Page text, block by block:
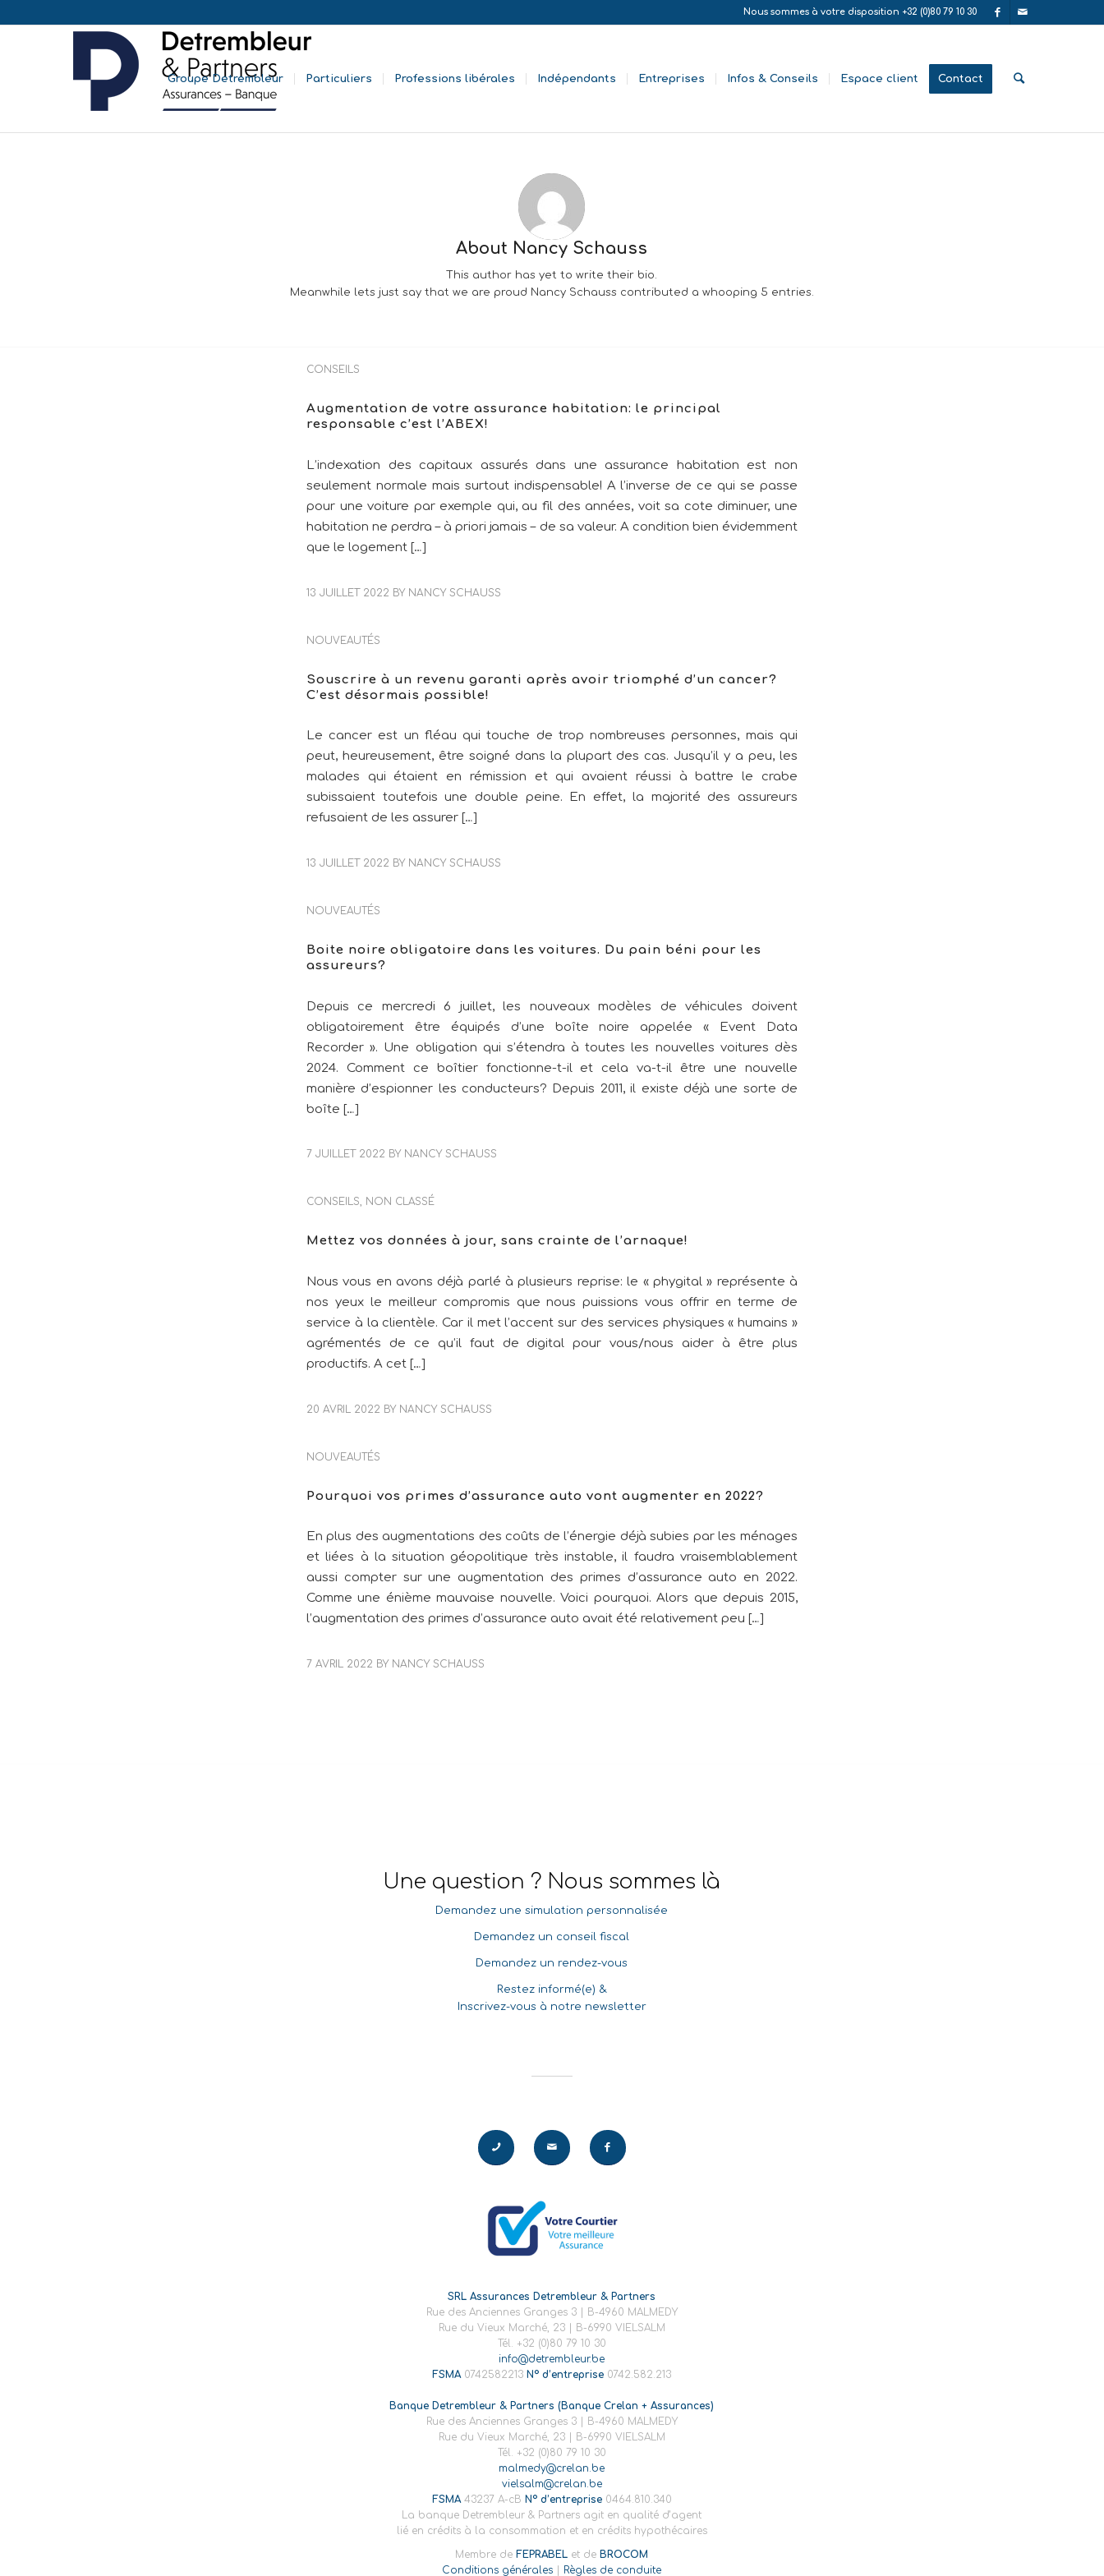
Nous sommes à votre disposition +32 (0)80 79 10 30
Groupe Detrembleur Particuliers Professions libérales Indépendants Entreprises Infos & Conseils Espace client Contact
About Nancy Schauss
This author has yet to write their bio.
Meanwhile lets just say that we are proud Nancy Schauss contributed a whooping 5 entries.
CONSEILS
Augmentation de votre assurance habitation: le principal
responsable c’est l’ABEX!
L’indexation des capitaux assurés dans une assurance habitation est non
seulement normale mais surtout indispensable! A l’inverse de ce qui se passe
pour une voiture par exemple qui, au fil des années, voit sa cote diminuer, une
habitation ne perdra – à priori jamais – de sa valeur. A condition bien évidemment
que le logement […]
13 JUILLET 2022 BY NANCY SCHAUSS
NOUVEAUTÉS
Souscrire à un revenu garanti après avoir triomphé d’un cancer?
C’est désormais possible!
Le cancer est un fléau qui touche de trop nombreuses personnes, mais qui
peut, heureusement, être soigné dans la plupart des cas. Jusqu’il y a peu, les
malades qui étaient en rémission et qui avaient réussi à battre le crabe
subissaient toutefois une double peine. En effet, la majorité des assureurs
refusaient de les assurer […]
13 JUILLET 2022 BY NANCY SCHAUSS
NOUVEAUTÉS
Boite noire obligatoire dans les voitures. Du pain béni pour les
assureurs?
Depuis ce mercredi 6 juillet, les nouveaux modèles de véhicules doivent
obligatoirement être équipés d’une boîte noire appelée « Event Data
Recorder ». Une obligation qui s’étendra à toutes les nouvelles voitures dès
2024. Comment ce boîtier fonctionne-t-il et cela va-t-il être une nouvelle
manière d’espionner les conducteurs? Depuis 2011, il existe déjà une sorte de
boîte […]
7 JUILLET 2022 BY NANCY SCHAUSS
CONSEILS, NON CLASSÉ
Mettez vos données à jour, sans crainte de l’arnaque!
Nous vous en avons déjà parlé à plusieurs reprise: le « phygital » représente à
nos yeux le meilleur compromis que nous puissions vous offrir en terme de
service à la clientèle. Car il met l’accent sur des services physiques « humains »
agrémentés de ce qu’il faut de digital pour vous/nous aider à être plus
productifs. A cet […]
20 AVRIL 2022 BY NANCY SCHAUSS
NOUVEAUTÉS
Pourquoi vos primes d’assurance auto vont augmenter en 2022?
En plus des augmentations des coûts de l’énergie déjà subies par les ménages
et liées à la situation géopolitique très instable, il faudra vraisemblablement
aussi compter sur une augmentation des primes d’assurance auto en 2022.
Comme une énième mauvaise nouvelle. Voici pourquoi. Alors que depuis 2015,
l’augmentation des primes d’assurance auto avait été relativement peu […]
7 AVRIL 2022 BY NANCY SCHAUSS
Une question ? Nous sommes là
Demandez une simulation personnalisée
Demandez un conseil fiscal
Demandez un rendez-vous
Restez informé(e) &
Inscrivez-vous à notre newsletter
SRL Assurances Detrembleur & Partners
Rue des Anciennes Granges 3 | B-4960 MALMEDY
Rue du Vieux Marché, 23 | B-6990 VIELSALM
Tél. +32 (0)80 79 10 30
info@detrembleur.be
FSMA0742582213 N° d’entreprise 0742.582.213
Banque Detrembleur & Partners (Banque Crelan + Assurances)
Rue des Anciennes Granges 3 | B-4960 MALMEDY
Rue du Vieux Marché, 23 | B-6990 VIELSALM
Tél. +32 (0)80 79 10 30
malmedy@crelan.be
vielsalm@crelan.be
FSMA43237 A-cB N° d’entreprise 0464.810.340
La banque Detrembleur & Partners agit en qualité d’agent
lié en crédits à la consommation et en crédits hypothécaires
Membre de FEPRABEL et de BROCOM
Conditions générales
Règles de conduite